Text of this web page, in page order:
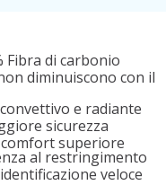
Fibra di carbonio
diminuiscono con il
e radiante
sicurezza
superiore
al restringimento
veloce